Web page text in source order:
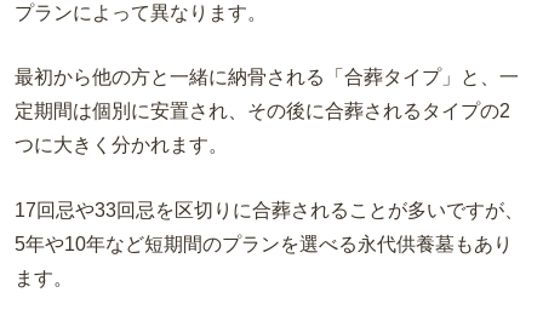
プランによって異なります。
最初から他の方と一緒に納骨される「合葬タイプ」と、一
定期間は個別に安置され、その後に合葬されるタイプの2
つに大きく分かれます。
17回忌や33回忌を区切りに合葬されることが多いですが、
5年や10年など短期間のプランを選べる永代供養墓もあり
ます。